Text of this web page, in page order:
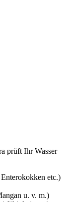
prüft Ihr Wasser
etc.)
u. v. m.)